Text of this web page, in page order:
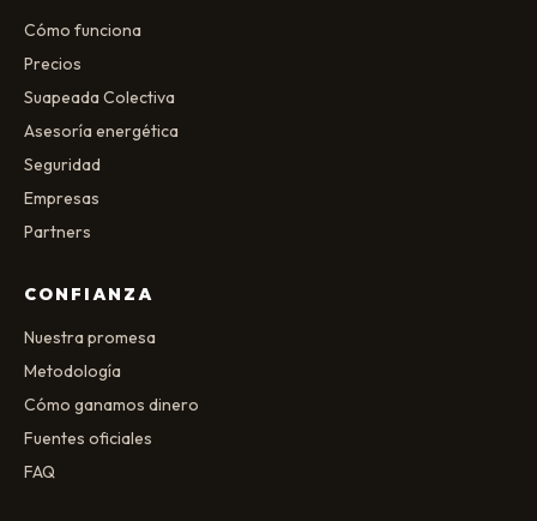
Cómo funciona
Precios
Suapeada Colectiva
Asesoría energética
Seguridad
Empresas
Partners
CONFIANZA
Nuestra promesa
Metodología
Cómo ganamos dinero
Fuentes oficiales
FAQ